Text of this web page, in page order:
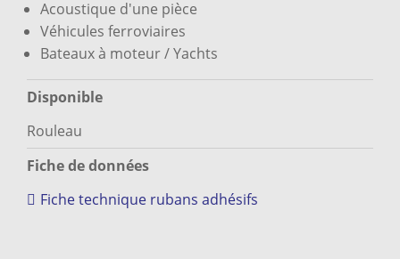
Acoustique d'une pièce
Véhicules ferroviaires
Bateaux à moteur / Yachts
Disponible
Rouleau
Fiche de données
Fiche technique rubans adhésifs